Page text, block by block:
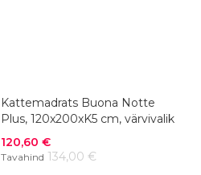
Kattemadrats Buona Notte
Plus, 120x200xK5 cm, värvivalik
Soodushind
120,60 €
Tavahind 134,00 €